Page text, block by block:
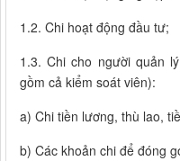
1.2. Chi hoạt động đầu tư;
1.3. Chi cho người quản
gồm cả kiểm soát viên):
a) Chi tiền lương, thù lao,
b) Các khoản chi để đóng